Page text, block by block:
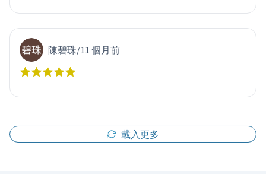
陳碧珠/11 個月前
載入更多